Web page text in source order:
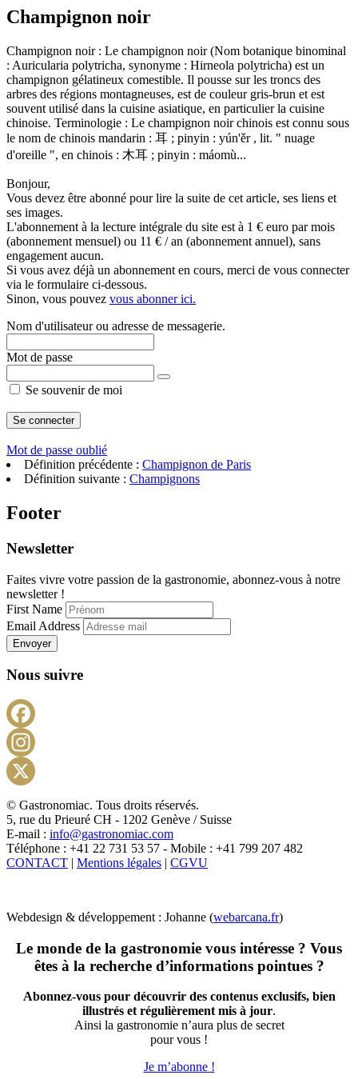
Champignon noir
Champignon noir : Le champignon noir (Nom botanique binominal
: Auricularia polytricha, synonyme : Hirneola polytricha) est un
champignon gélatineux comestible. Il pousse sur les troncs des
arbres des régions montagneuses, est de couleur gris-brun et est
souvent utilisé dans la cuisine asiatique, en particulier la cuisine
chinoise. Terminologie : Le champignon noir chinois est connu sous
le nom de chinois mandarin : 耳 ; pinyin : yún'ěr , lit. " nuage
d'oreille ", en chinois : 木耳 ; pinyin : máomù...
Bonjour,
Vous devez être abonné pour lire la suite de cet article, ses liens et
ses images.
L'abonnement à la lecture intégrale du site est à 1 € euro par mois
(abonnement mensuel) ou 11 € / an (abonnement annuel), sans
engagement aucun.
Si vous avez déjà un abonnement en cours, merci de vous connecter
via le formulaire ci-dessous.
Sinon, vous pouvez vous abonner ici.
Nom d'utilisateur ou adresse de messagerie.
Mot de passe
Se souvenir de moi
Mot de passe oublié
Définition précédente : Champignon de Paris
Définition suivante : Champignons
Footer
Newsletter
Faites vivre votre passion de la gastronomie, abonnez-vous à notre
newsletter !
First Name
Email Address
Envoyer
Nous suivre
X
© Gastronomiac. Tous droits réservés.
5, rue du Prieuré CH - 1202 Genève / Suisse
E-mail : info@gastronomiac.com
Téléphone : +41 22 731 53 57 - Mobile : +41 799 207 482
CONTACT | Mentions légales | CGVU
Webdesign & développement : Johanne (webarcana.fr)
Le monde de la gastronomie vous intéresse ? Vous
êtes à la recherche d’informations pointues ?
Abonnez-vous pour découvrir des contenus exclusifs, bien
illustrés et régulièrement mis à jour.
Ainsi la gastronomie n’aura plus de secret
pour vous !
Je m’abonne !